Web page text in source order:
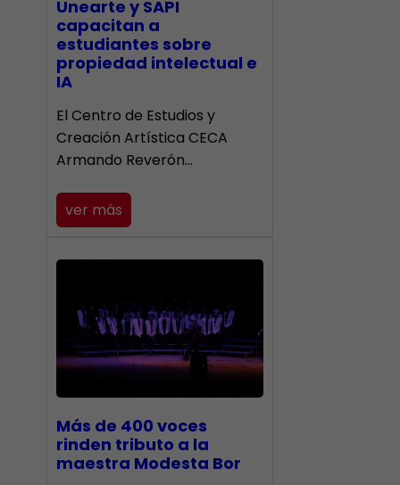
Unearte y SAPI
capacitan a
estudiantes sobre
propiedad intelectual e
IA
El Centro de Estudios y
Creación Artística CECA
Armando Reverón…
ver más
Más de 400 voces
rinden tributo a la
maestra Modesta Bor